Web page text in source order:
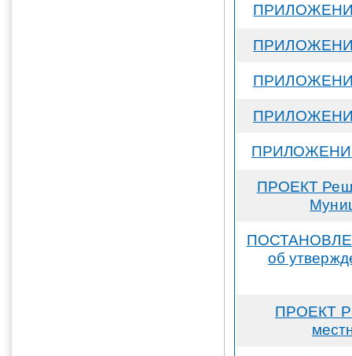
ПРИЛОЖЕНИЕ
ПРИЛОЖЕНИЕ
ПРИЛОЖЕНИЕ
ПРИЛОЖЕНИЕ
ПРИЛОЖЕНИЕ
ПРОЕКТ
об
ПРОЕКТ